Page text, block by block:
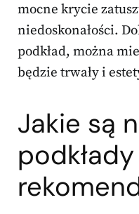
mocne krycie
niedoskonałości.
podkład, można
będzie trwały i
Jakie są